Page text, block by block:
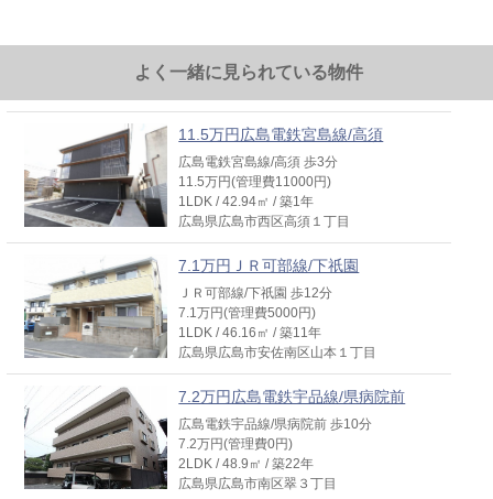
よく一緒に見られている物件
11.5万円広島電鉄宮島線/高須
広島電鉄宮島線/高須 歩3分
11.5万円(管理費11000円)
1LDK / 42.94㎡ / 築1年
広島県広島市西区高須１丁目
7.1万円ＪＲ可部線/下祇園
ＪＲ可部線/下祇園 歩12分
7.1万円(管理費5000円)
1LDK / 46.16㎡ / 築11年
広島県広島市安佐南区山本１丁目
7.2万円広島電鉄宇品線/県病院前
広島電鉄宇品線/県病院前 歩10分
7.2万円(管理費0円)
2LDK / 48.9㎡ / 築22年
広島県広島市南区翠３丁目